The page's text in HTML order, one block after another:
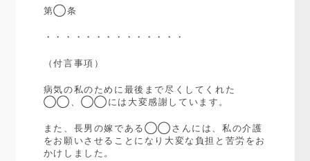
第◯条
・・・・・・・・・・・・・・
（付言事項）
病気の私のために最後まで尽くしてくれた
◯◯、◯◯には大変感謝しています。
また、長男の嫁である◯◯さんには、私の介護
をお願いさせることになり大変な負担と苦労をお
かけしました。